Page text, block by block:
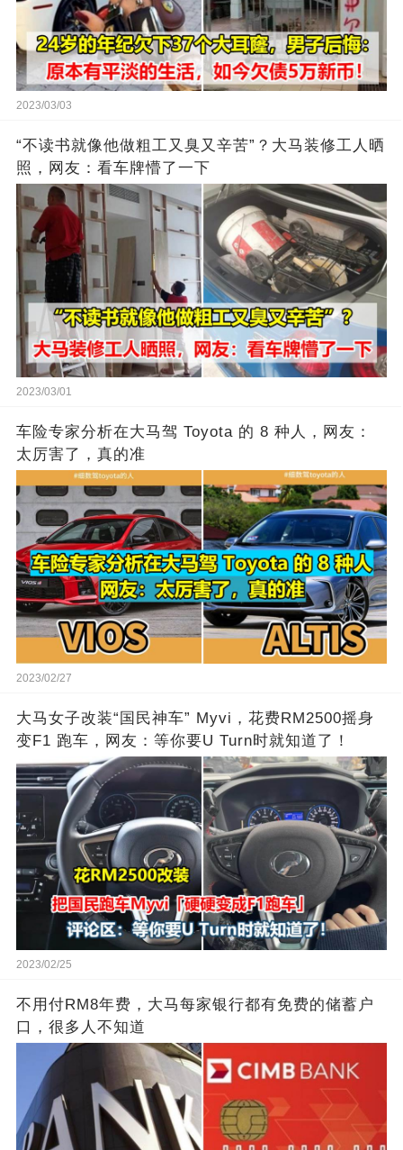
2023/03/03
“不读书就像他做粗工又臭又辛苦”？大马装修工人晒
照，网友：看车牌懵了一下
2023/03/01
车险专家分析在大马驾 Toyota 的 8 种人，网友：
太厉害了，真的准
2023/02/27
大马女子改装“国民神车” Myvi，花费RM2500摇身
变F1 跑车，网友：等你要U Turn时就知道了！
2023/02/25
不用付RM8年费，大马每家银行都有免费的储蓄户
口，很多人不知道